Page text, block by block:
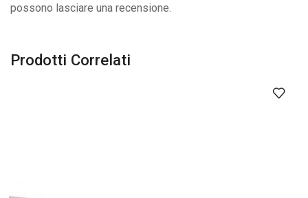
possono lasciare una recensione.
Prodotti Correlati